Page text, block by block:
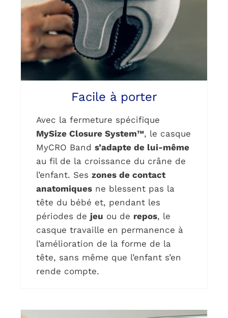
Facile à porter
Avec la fermeture spécifique
MySize Closure System™, le casque
MyCRO Band s’adapte de lui-même
au fil de la croissance du crâne de
l’enfant. Ses zones de contact
anatomiquesne blessent pas la
tête du bébé et, pendant les
périodes de jeu ou de repos, le
casque travaille en permanence à
l’amélioration de la forme de la
tête, sans même que l’enfant s’en
rende compte.